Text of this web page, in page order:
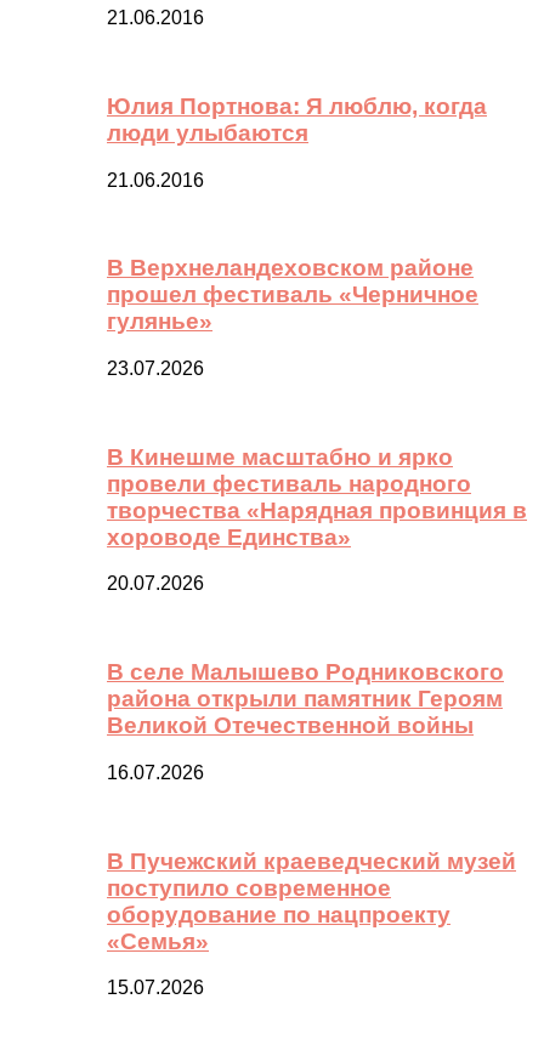
21.06.2016
Юлия Портнова: Я люблю, когда
люди улыбаются
21.06.2016
В Верхнеландеховском районе
прошел фестиваль «Черничное
гулянье»
23.07.2026
В Кинешме масштабно и ярко
провели фестиваль народного
творчества «Нарядная провинция в
хороводе Единства»
20.07.2026
В селе Малышево Родниковского
района открыли памятник Героям
Великой Отечественной войны
16.07.2026
В Пучежский краеведческий музей
поступило современное
оборудование по нацпроекту
«Семья»
15.07.2026